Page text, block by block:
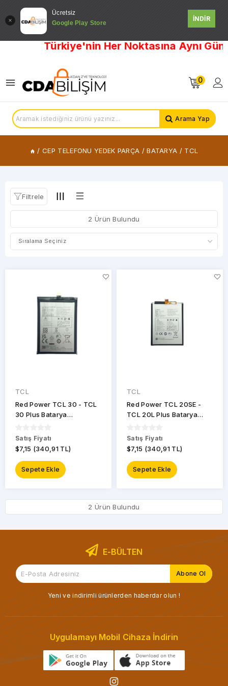
Ücretsiz
Google Play Store
İNDİR
Türkiye'nin Her Noktasına Aynı Gün
0
Arama Yap
/ CEP TELEFONU YEDEK PARÇA / BATARYA / TCL
KATEGORİLER
MOBİLE
İNFİNİX
NOKİA
SAMSUNG
TCL
XİAOMİ
FİYAT
ARALIĞI
Filtrele
2 Ürün Bulundu
TCL
Red Power TCL 30 - TCL
30 Plus Batarya
Satış Fiyatı
$7,15 (340,91 TL)
Sepete Ekle
TCL
Red Power TCL 20SE -
TCL 20L Plus Batarya
Satış Fiyatı
$7,15 (340,91 TL)
Sepete Ekle
2 Ürün Bulundu
E-BÜLTEN
Yeni ve indirimli ürünlerden haberdar olun !
Uygulamayı Mobil Cihaza İndirin